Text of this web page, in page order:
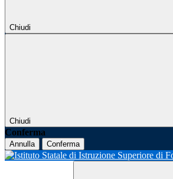
Chiudi
Chiudi
Conferma
Annulla Conferma